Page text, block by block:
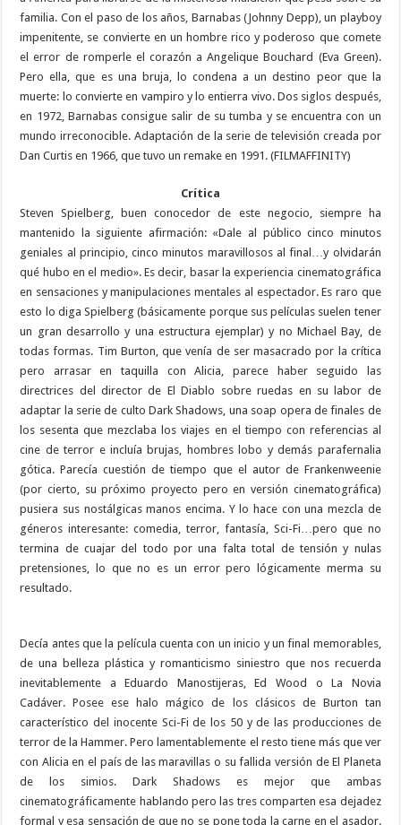
familia. Con el paso de los años, Barnabas (Johnny Depp), un playboy
impenitente, se convierte en un hombre rico y poderoso que comete
el error de romperle el corazón a Angelique Bouchard (Eva Green).
Pero ella, que es una bruja, lo condena a un destino peor que la
muerte: lo convierte en vampiro y lo entierra vivo. Dos siglos después,
en 1972, Barnabas consigue salir de su tumba y se encuentra con un
mundo irreconocible. Adaptación de la serie de televisión creada por
Dan Curtis en 1966, que tuvo un remake en 1991. (FILMAFFINITY)
Crítica
Steven Spielberg, buen conocedor de este negocio, siempre ha
mantenido la siguiente afirmación: «Dale al público cinco minutos
geniales al principio, cinco minutos maravillosos al final…y olvidarán
qué hubo en el medio». Es decir, basar la experiencia cinematográfica
en sensaciones y manipulaciones mentales al espectador. Es raro que
esto lo diga Spielberg (básicamente porque sus películas suelen tener
un gran desarrollo y una estructura ejemplar) y no Michael Bay, de
todas formas. Tim Burton, que venía de ser masacrado por la crítica
pero arrasar en taquilla con Alicia, parece haber seguido las
directrices del director de El Diablo sobre ruedas en su labor de
adaptar la serie de culto Dark Shadows, una soap opera de finales de
los sesenta que mezclaba los viajes en el tiempo con referencias al
cine de terror e incluía brujas, hombres lobo y demás parafernalia
gótica. Parecía cuestión de tiempo que el autor de Frankenweenie
(por cierto, su próximo proyecto pero en versión cinematográfica)
pusiera sus nostálgicas manos encima. Y lo hace con una mezcla de
géneros interesante: comedia, terror, fantasía, Sci-Fi…pero que no
termina de cuajar del todo por una falta total de tensión y nulas
pretensiones, lo que no es un error pero lógicamente merma su
resultado.
Decía antes que la película cuenta con un inicio y un final memorables,
de una belleza plástica y romanticismo siniestro que nos recuerda
inevitablemente a Eduardo Manostijeras, Ed Wood o La Novia
Cadáver. Posee ese halo mágico de los clásicos de Burton tan
característico del inocente Sci-Fi de los 50 y de las producciones de
terror de la Hammer. Pero lamentablemente el resto tiene más que ver
con Alicia en el país de las maravillas o su fallida versión de El Planeta
de los simios. Dark Shadows es mejor que ambas
cinematográficamente hablando pero las tres comparten esa dejadez
formal y esa sensación de que no se pone toda la carne en el asador.